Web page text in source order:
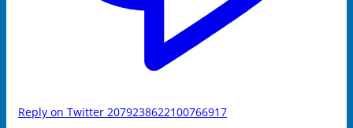
Reply on Twitter 2079238622100766917